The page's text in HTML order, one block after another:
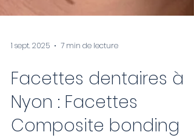
Facettes dentaires à
Nyon : Facettes